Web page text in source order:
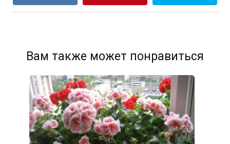
Вам также может понравиться